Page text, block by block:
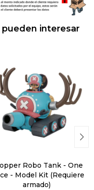
interesar
Robo Tank - One
- Model Kit (Requiere
armado)